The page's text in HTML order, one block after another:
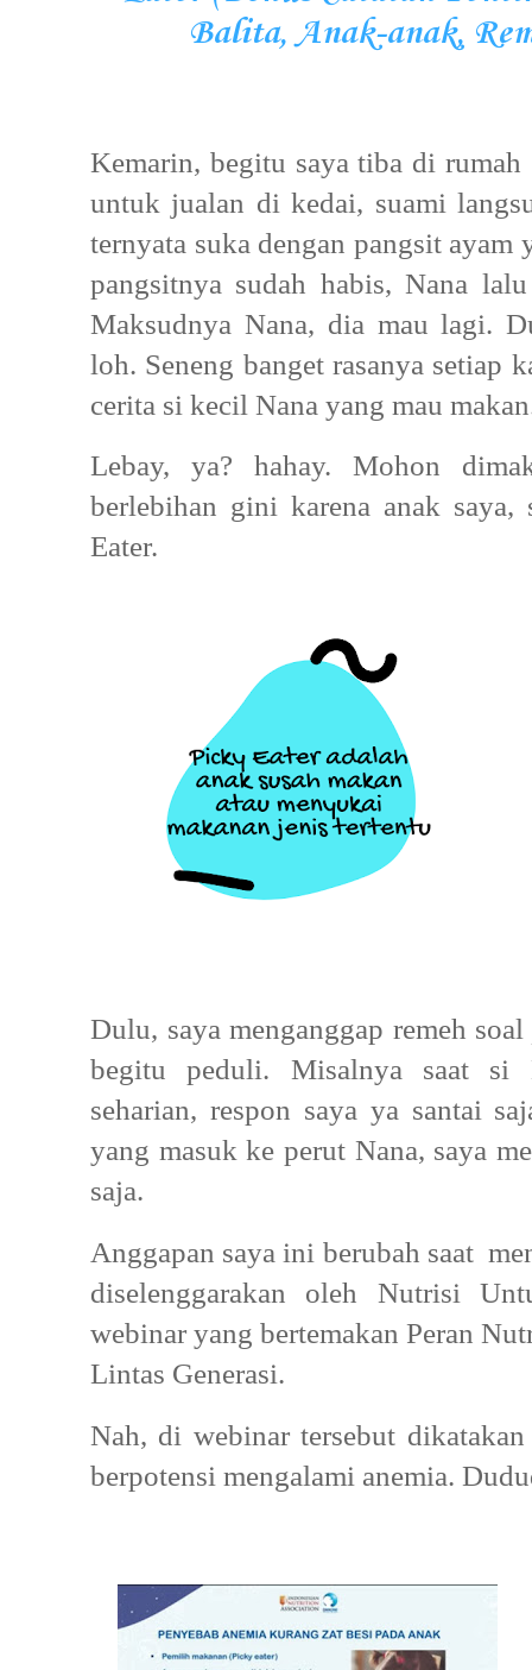
Balita, Anak-anak,
Kemarin, begitu saya tiba di rumah
untuk jualan di kedai, suami
ternyata suka dengan pangsit ayam
pangsitnya sudah habis, Nana
Maksudnya Nana, dia mau lagi.
loh. Seneng banget rasanya setiap
cerita si kecil Nana yang mau
Lebay, ya? hahay. Mohon
berlebihan gini karena anak
Eater.
Dulu, saya menganggap remeh soal
begitu peduli. Misalnya saat si
seharian, respon saya ya santai
yang masuk ke perut Nana, saya
saja.
Anggapan saya ini berubah saat
diselenggarakan oleh Nutrisi
webinar yang bertemakan Peran
Lintas Generasi.
Nah, di webinar tersebut
berpotensi mengalami anemia.